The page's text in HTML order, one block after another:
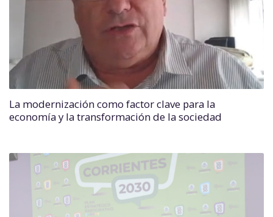
La modernización como factor clave para la
economía y la transformación de la sociedad